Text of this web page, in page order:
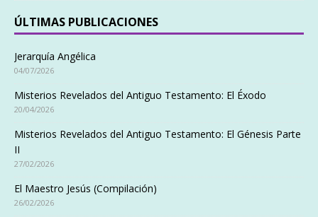
ÚLTIMAS PUBLICACIONES
Jerarquía Angélica
04/07/2026
Misterios Revelados del Antiguo Testamento: El Éxodo
20/04/2026
Misterios Revelados del Antiguo Testamento: El Génesis Parte
II
27/02/2026
El Maestro Jesús (Compilación)
26/02/2026